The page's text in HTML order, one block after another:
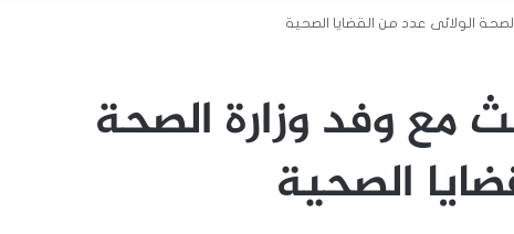
الولائى عدد من القضايا الصحية
مع وفد وزارة الصحة
الصحية